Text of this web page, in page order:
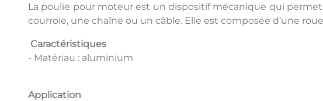
La poulie pour moteur est un dispositif mécanique qui
courroie, une chaîne ou un câble. Elle est composée d’une
Caractéristiques
- Matériau : aluminium
Application